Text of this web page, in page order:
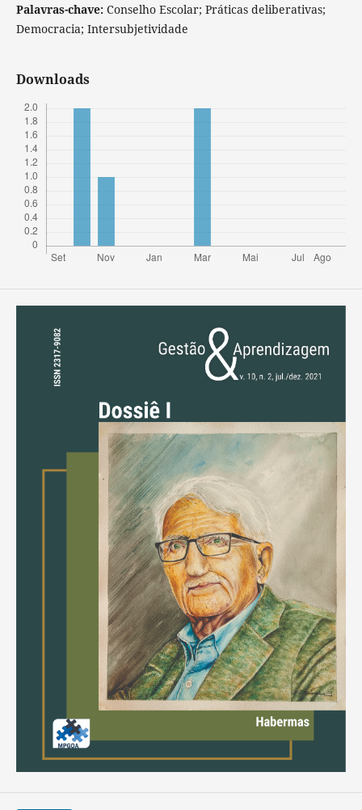
Palavras-chave:Conselho Escolar; Práticas deliberativas;
Democracia; Intersubjetividade
Downloads